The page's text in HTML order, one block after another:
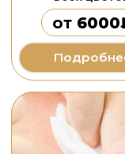
Подробнее
от3500₽
лечение угревой сыпи
уменьшение высыпаний
Карбоновый